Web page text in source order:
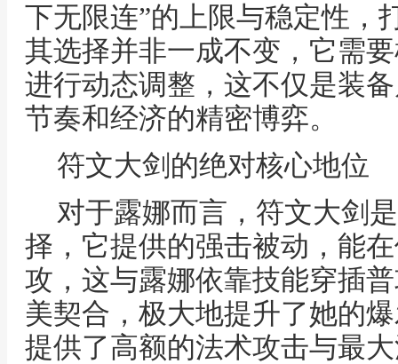
下无限连”的上限与稳定性，
其选择并非一成不变，它需
进行动态调整，这不仅是装
节奏和经济的精密博弈。
符文大剑的绝对核心地位
对于露娜而言，符文大剑
择，它提供的强击被动，能
攻，这与露娜依靠技能穿插
美契合，极大地提升了她的
提供了高额的法术攻击与最